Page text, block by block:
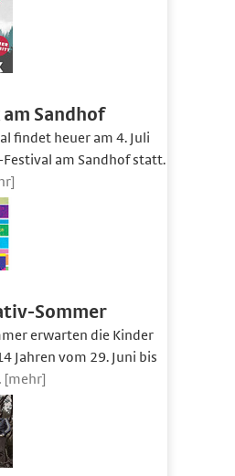
Sandhof
findet heuer am 4. Juli
am Sandhof statt.
Sommer
erwarten die Kinder
Jahren vom 29. Juni bis
[mehr]